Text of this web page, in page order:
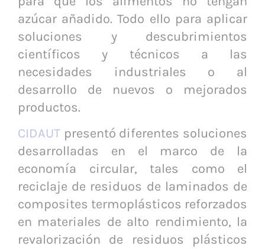
azúcar añadido. Todo ello para aplicar
soluciones y descubrimientos
científicos y técnicos a las
necesidades industriales o al
desarrollo de nuevos o mejorados
productos.
CIDAUT presentó diferentes soluciones
desarrolladas en el marco de la
economía circular, tales como el
reciclaje de residuos de laminados de
composites termoplásticos reforzados
en materiales de alto rendimiento, la
revalorización de residuos plásticos